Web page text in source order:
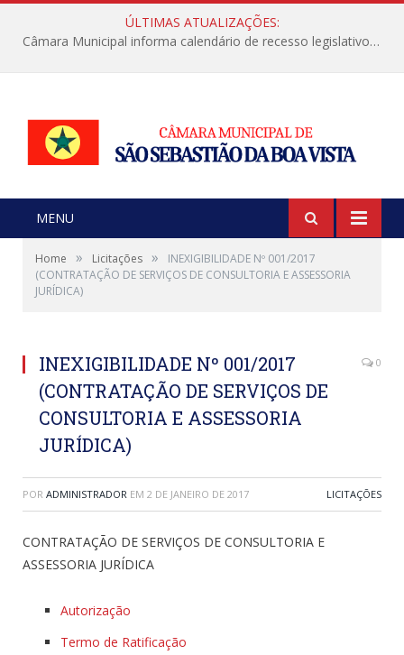
ÚLTIMAS ATUALIZAÇÕES:
Câmara Municipal informa calendário de recesso legislativo de julho
MENU
Home » Licitações »
INEXIGIBILIDADE Nº 001/2017
(CONTRATAÇÃO DE SERVIÇOS DE CONSULTORIA E ASSESSORIA
JURÍDICA)
INEXIGIBILIDADE Nº 001/2017
(CONTRATAÇÃO DE SERVIÇOS DE
CONSULTORIA E ASSESSORIA
JURÍDICA)
0
POR ADMINISTRADOR EM 2 DE JANEIRO DE 2017 LICITAÇÕES
CONTRATAÇÃO DE SERVIÇOS DE CONSULTORIA E
ASSESSORIA JURÍDICA
Autorização
Termo de Ratificação